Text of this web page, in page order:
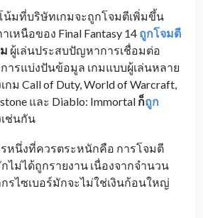
มที่บริษัทเกมจะถูกโจมตีเพิ่มขึ้น
หนือของ Final Fantasy 14 ถูกโจมตี
ผู้เล่นประสบปัญหาการเชื่อมต่อ
ารแบ่งปันข้อมูล เกมแบบผู้เล่นหลาย
ม Call of Duty, World of Warcraft,
และ Diablo: Immortal ก็ถูก
เช่นกัน
หนึ่งที่ควรตระหนักคือ การโจมตี
ไม่ได้ถูกรายงาน เนื่องจากจำนวน
รไซเบอร์มักจะไม่ใช่เงินก้อนใหญ่